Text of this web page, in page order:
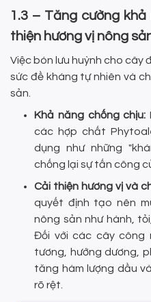
1.3 – Tăng cường
thiện hương vị nông
Việc bón lưu huỳnh cho cây
sức đề kháng tự nhiên và
sản.
Khả năng chống chịu:
các hợp chất
dụng như những
chống lại sự tấn công
Cải thiện hương vị và
quyết định tạo nên
nông sản như hành,
Đối với các cây công
tương, hướng dương,
tăng hàm lượng dầu
rõ rệt.